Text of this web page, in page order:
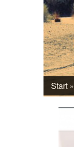
Start »